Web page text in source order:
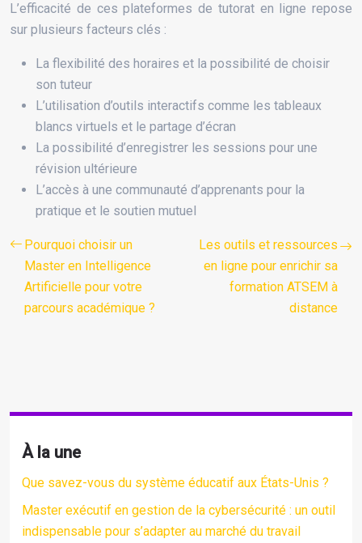
L’efficacité de ces plateformes de tutorat en ligne repose
sur plusieurs facteurs clés :
La flexibilité des horaires et la possibilité de choisir
son tuteur
L’utilisation d’outils interactifs comme les tableaux
blancs virtuels et le partage d’écran
La possibilité d’enregistrer les sessions pour une
révision ultérieure
L’accès à une communauté d’apprenants pour la
pratique et le soutien mutuel
Pourquoi choisir un
Master en Intelligence
Artificielle pour votre
parcours académique ?
Les outils et ressources
en ligne pour enrichir sa
formation ATSEM à
distance
À la une
Que savez-vous du système éducatif aux États-Unis ?
Master exécutif en gestion de la cybersécurité : un outil
indispensable pour s’adapter au marché du travail